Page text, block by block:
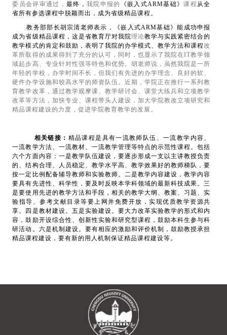
委员会评审通过，最终，我院申报的 《嵌入式ARM基础》课程 从全
省所有参选课程中脱颖而出，成为省级精品课程。
教务部部长胡宗清老师表示，《嵌入式ARM基础》能成功申报
成为省级精品课程，这是省教育厅对我院理论教学与实践紧密结合的
教学模式的肯定和鼓励，表明了我院的办学模式、教学方法和课程改
革所取得的成果得到了充分的认可，同时，也显示了我院在IT教学领
域起步高、专业针对性强等特色和优势。胡老师说，虽然我院是一所
年轻的学校，办学时间不长，但我们有先进的办学理念、良好的软、
硬件办学设施和较高水平的师资队伍。近期，学院正在推行一系列教
育教学改革，通过教学观摩课、教学研讨会、课堂大练兵和立项教学
改革等方法，加快专业、课程带头人建设，加大学院教改立项研究和
精品课程建设的力度，促进学院教育教学的发展。
相关链接： 精品课程是具有一流教师队伍、一流教学内容、
一流教学方法、一流教材、一流教学管理等特点的示范性课程。包括
六个方面内容：一是教学队伍建设，要逐步形成一支以主讲教授负责
的、结构合理、人员稳定、教学水平高、教学效果好的教师梯队，要
按一定比例配备辅导教师和实验教师。二是教学内容建设，教学内容
要具有先进性、科学性，要及时反映本学科领域的最新科技成果。三
是要使用先进的教学方法和手段，相关的教学大纲、教案、习题、实
验指导、参考文献目录等要上网并免费开放，实现优质教学资源共
享。四是教材建设。五是实验建设。要大力改革实验教学的形式和内
容，鼓励开设综合性、创新性实验和研究型课程，鼓励本科生参与科
研活动。六是机制建设。要有相应的激励和评价机制，鼓励教授承担
精品课程建设，要有新的用人机制保证精品课程建设等。